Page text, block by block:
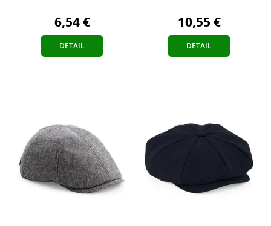
6,54 €
DETAIL
10,55 €
DETAIL